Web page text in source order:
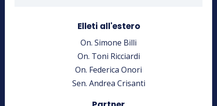
Elleti all'estero
On. Simone Billi
On. Toni Ricciardi
On. Federica Onori
Sen. Andrea Crisanti